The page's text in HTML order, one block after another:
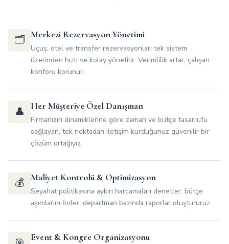
🗂️ Merkezi Rezervasyon Yönetimi
Uçuş, otel ve transfer rezervasyonları tek sistem
üzerinden hızlı ve kolay yönetilir. Verimlilik artar, çalışan
konforu korunur.
👤 Her Müşteriye Özel Danışman
Firmanızın dinamiklerine göre zaman ve bütçe tasarrufu
sağlayan, tek noktadan iletişim kurduğunuz güvenilir bir
çözüm ortağıyız.
💰 Maliyet Kontrolü & Optimizasyon
Seyahat politikasına aykırı harcamaları denetler, bütçe
aşımlarını önler, departman bazında raporlar oluştururuz.
Event & Kongre Organizasyonu